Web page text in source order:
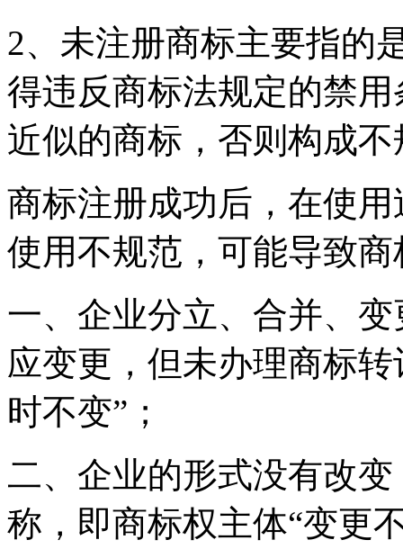
2、未注册商标主要指的
得违反商标法规定的禁
近似的商标，否则构成
商标注册成功后，在使
使用不规范，可能导致
一、企业分立、合并、
应变更，但未办理商标
时不变”；
二、企业的形式没有改
称，即商标权主体“变更